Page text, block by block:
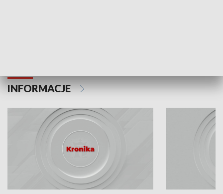
INFORMACJE